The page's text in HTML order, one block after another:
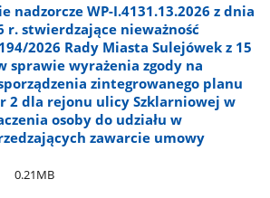
nadzorcze WP-I.4131.13.2026 z dnia
r. stwierdzające nieważność
2026 Rady Miasta Sulejówek z 15
sprawie wyrażenia zgody na
zintegrowanego planu
2 dla rejonu ulicy Szklarniowej w
osoby do udziału w
zawarcie umowy
0.21MB